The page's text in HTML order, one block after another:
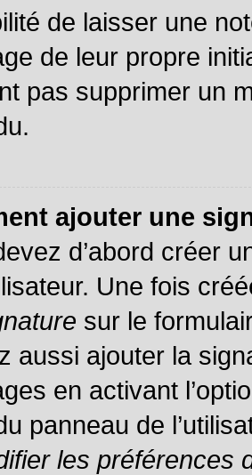
de laisser une
de leur propre
pas supprimer un
ajouter une
d’abord créer
Une fois
sur le
aussi ajouter la
en activant
panneau de
les préférences